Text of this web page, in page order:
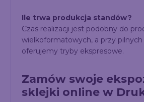
Ile trwa produkcja standów?
Czas realizacji jest podobny do
wielkoformatowych, a przy
oferujemy tryby ekspresowe.
Zamów swoje
sklejki online w